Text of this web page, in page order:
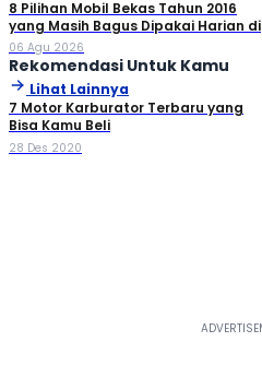
8 Pilihan Mobil Bekas Tahun 2016
yang Masih Bagus Dipakai Harian di
2026
06 Agu 2026
Rekomendasi Untuk Kamu
Lihat Lainnya
7 Motor Karburator Terbaru yang
Bisa Kamu Beli
28 Des 2020